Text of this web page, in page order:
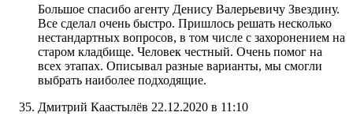
Большое спасибо агенту Денису Валерьевичу Звездину.
Все сделал очень быстро. Пришлось решать несколько
нестандартных вопросов, в том числе с захоронением на
старом кладбище. Человек честный. Очень помог на
всех этапах. Описывал разные варианты, мы смогли
выбрать наиболее подходящие.
Дмитрий Каастылёв 22.12.2020 в 11:10